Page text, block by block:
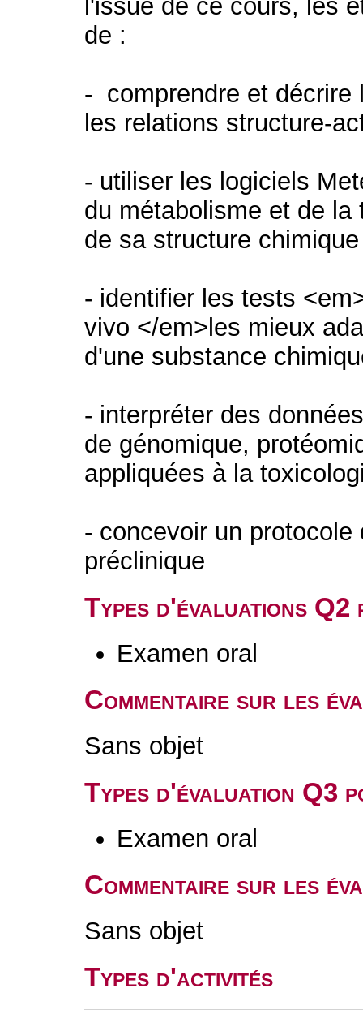
l'issue de ce cours, les
de :
- comprendre et décrire
les relations structure-
- utiliser les logiciels
du métabolisme et de
de sa structure chimique
- identifier les tests
vivo </em>les mieux
d'une substance
- interpréter des
de génomique,
appliquées à la
- concevoir un
préclinique
Types d'évaluations
Examen oral
Commentaire sur les
Sans objet
Types d'évaluation Q3
Examen oral
Commentaire sur les
Sans objet
Types d'activités